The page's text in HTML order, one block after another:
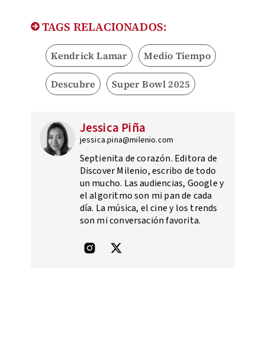
TAGS RELACIONADOS:
Kendrick Lamar Medio Tiempo
Descubre Super Bowl 2025
Jessica Piña
jessica.pina@milenio.com
Septienita de corazón. Editora de
Discover Milenio, escribo de todo
un mucho. Las audiencias, Google y
el algoritmo son mi pan de cada
día. La música, el cine y los trends
son mi conversación favorita.